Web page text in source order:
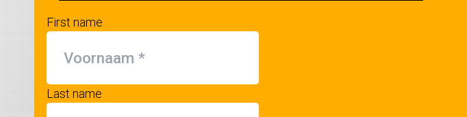
First name
Last name